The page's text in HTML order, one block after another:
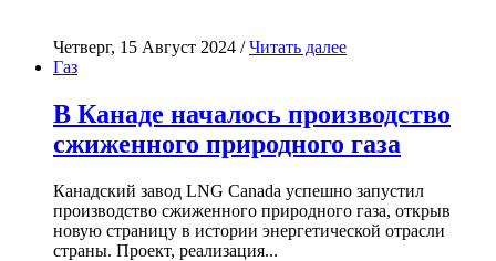
Четверг, 15 Август 2024 /Читать далее
Газ
В Канаде началось производство
сжиженного природного газа
Канадский завод LNG Canada успешно запустил
производство сжиженного природного газа, открыв
новую страницу в истории энергетической отрасли
страны. Проект, реализация...